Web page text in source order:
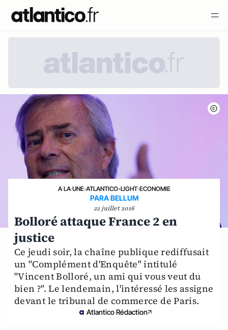
A LA UNE›ATLANTICO-LIGHT›ECONOMIE
PARA BELLUM
22 juillet 2016
Bolloré attaque France 2 en
justice
Ce jeudi soir, la chaîne publique rediffusait
un "Complément d'Enquête" intitulé
"Vincent Bolloré, un ami qui vous veut du
bien ?". Le lendemain, l'intéressé les assigne
devant le tribunal de commerce de Paris.
Atlantico Rédaction